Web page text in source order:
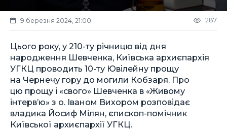
9 березня 2024, 21:00 287
Цього року, у 210-ту річницю від дня
народження Шевченка, Київська архиєпархія
УГКЦ проводить 10-ту Ювілейну прощу
на Чернечу гору до могили Кобзаря. Про
цю прощу і «свого» Шевченка в «Живому
інтерв’ю» з о. Іваном Вихором розповідає
владика Йосиф Мілян, єпископ-помічник
Київської архиєпархії УГКЦ.